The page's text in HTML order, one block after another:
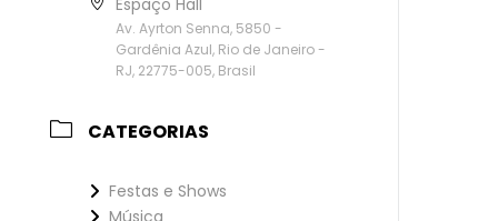
Av. Ayrton Senna, 5850 -
Gardênia Azul, Rio de Janeiro -
RJ, 22775-005, Brasil
CATEGORIAS
Festas e Shows
Música